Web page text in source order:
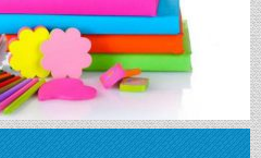
MS: TN 5011
MS: TN 5010